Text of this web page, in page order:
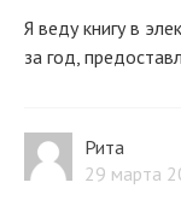
Я веду книгу в
за год,
Рита
29 марта